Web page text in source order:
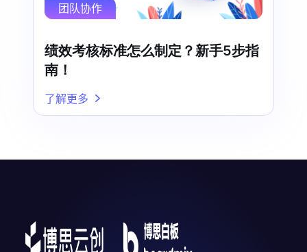
团队协作
绩效考核标准怎么制定？新手5步指
南！
了解更多